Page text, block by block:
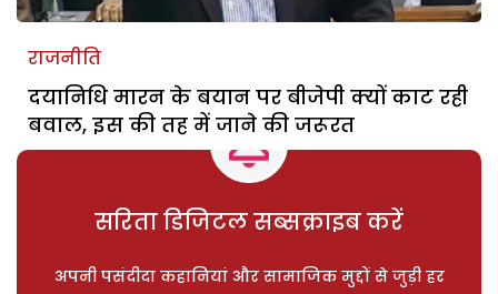
राजनीति
दयानिधि मारन के बयान पर बीजेपी क्यों काट रही
बवाल, इस की तह में जाने की जरूरत
सरिता डिजिटल सब्सक्राइब करें
अपनी पसंदीदा कहानियां और सामाजिक मुद्दों से जुड़ी हर